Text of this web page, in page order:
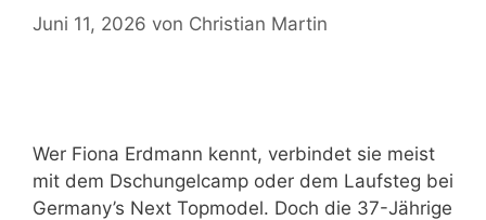
Juni 11, 2026 von Christian Martin
Wer Fiona Erdmann kennt, verbindet sie meist
mit dem Dschungelcamp oder dem Laufsteg bei
Germany’s Next Topmodel. Doch die 37-Jährige